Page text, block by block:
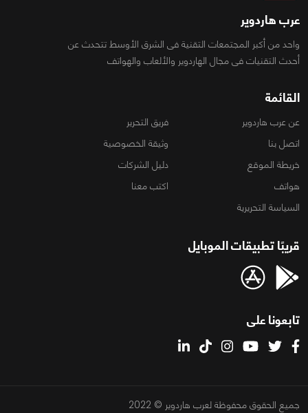
عرب هاردوير
واحد من أكبر المجتمعات التقنية فى الشرق الأوسط تتحدث عن
أحدث التقنيات فى مجال الهاردوير والألعاب والهواتف
القائمة
عن عرب هاردوير
فريق التحرير
اتصل بنا
وثيقة الخصوصية
خريطة الموقع
دليل الشركات
هواتف
اكتب معنا
السياسة التحريرية
قريبًا تطبيقات الموبايل
تابعونا على
جميع الحقوق محفوظة لعرب هاردوير © 2022